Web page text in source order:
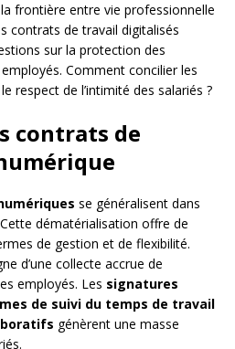
frontière entre vie professionnelle
contrats de travail digitalisés
sur la protection des
Comment concilier les
respect de l’intimité des salariés ?
contrats de
se généralisent dans
dématérialisation offre de
de gestion et de flexibilité.
d’une collecte accrue de
employés. Les signatures
de suivi du temps de travail
génèrent une masse